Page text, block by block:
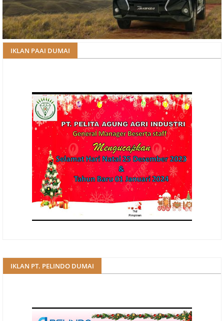
IKLAN PAAI DUMAI
IKLAN PT. PELINDO DUMAI